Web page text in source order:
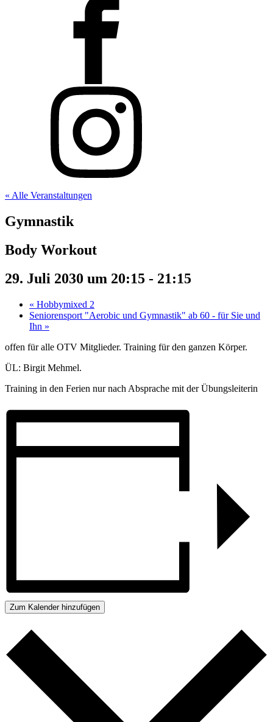
« Alle Veranstaltungen
Gymnastik
Body Workout
29. Juli 2030 um 20:15 - 21:15
« Hobbymixed 2
Seniorensport "Aerobic und Gymnastik" ab 60 - für Sie und
Ihn »
offen für alle OTV Mitglieder. Training für den ganzen Körper.
ÜL: Birgit Mehmel.
Training in den Ferien nur nach Absprache mit der Übungsleiterin
Zum Kalender hinzufügen